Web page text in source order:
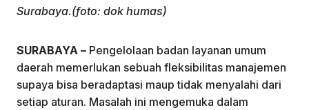
e
o
o
k
e
n
s
p
p
gr
m
Surabaya.(foto: dok humas)
SURABAYA – Pengelolaan badan layanan umum
daerah memerlukan sebuah fleksibilitas manajemen
supaya bisa beradaptasi maup tidak menyalahi dari
setiap aturan. Masalah ini mengemuka dalam